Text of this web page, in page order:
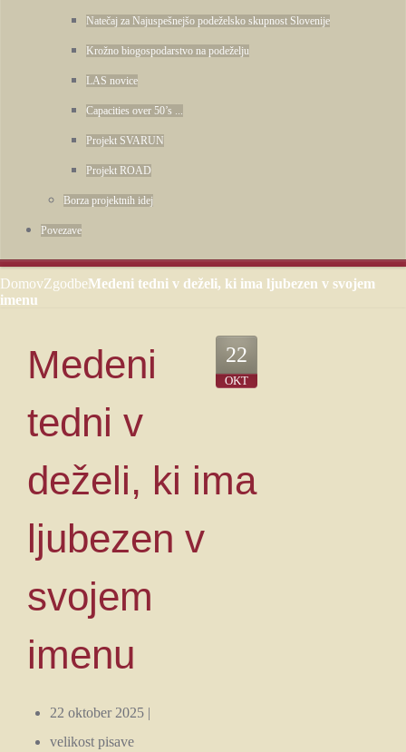
Natečaj za Najuspešnejšo podeželsko skupnost Slovenije
Krožno biogospodarstvo na podeželju
LAS novice
Capacities over 50’s ...
Projekt SVARUN
Projekt ROAD
Borza projektnih idej
Povezave
DomovZgodbeMedeni tedni v deželi, ki ima ljubezen v svojem
imenu
22
OKT
Medeni
tedni v
deželi, ki ima
ljubezen v
svojem
imenu
22 oktober 2025 |
velikost pisave